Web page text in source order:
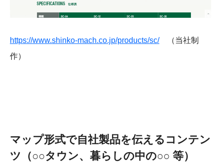
https://www.shinko-mach.co.jp/products/sc/（当社制
作）
マップ形式で自社製品を伝えるコンテン
ツ（○○タウン、暮らしの中の○○ 等）